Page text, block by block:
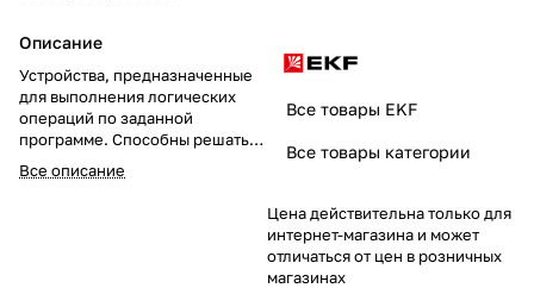
Описание
Устройства, предназначенные
для выполнения логических
операций по заданной
программе. Способны решать
задачи любого уровня
сложности. Используются для
Все описание
Все товары EKF
Все товары категории
Цена действительна только для
интернет-магазина и может
отличаться от цен в розничных
магазинах